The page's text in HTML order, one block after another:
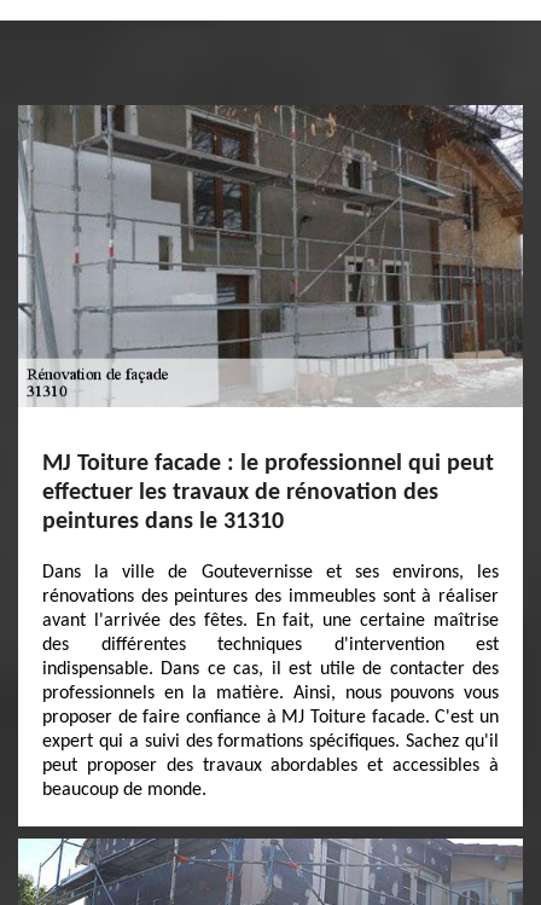
MJ Toiture facade : le professionnel qui peut
effectuer les travaux de rénovation des
peintures dans le 31310
Dans la ville de Goutevernisse et ses environs, les
rénovations des peintures des immeubles sont à réaliser
avant l'arrivée des fêtes. En fait, une certaine maîtrise
des différentes techniques d'intervention est
indispensable. Dans ce cas, il est utile de contacter des
professionnels en la matière. Ainsi, nous pouvons vous
proposer de faire confiance à MJ Toiture facade. C'est un
expert qui a suivi des formations spécifiques. Sachez qu'il
peut proposer des travaux abordables et accessibles à
beaucoup de monde.